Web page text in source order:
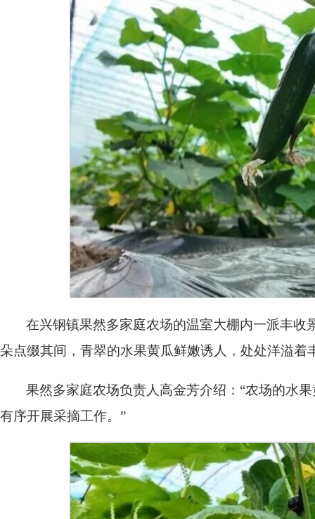
在兴钢镇果然多家庭农场的温室大棚内一派丰
朵点缀其间，青翠的水果黄瓜鲜嫩诱人，处处洋溢着
果然多家庭农场负责人高金芳介绍：“农场的水
有序开展采摘工作。”